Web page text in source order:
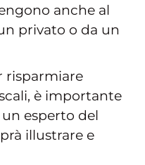
anche al
privato o da un
risparmiare
è importante
esperto del
illustrare e